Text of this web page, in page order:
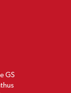
GS